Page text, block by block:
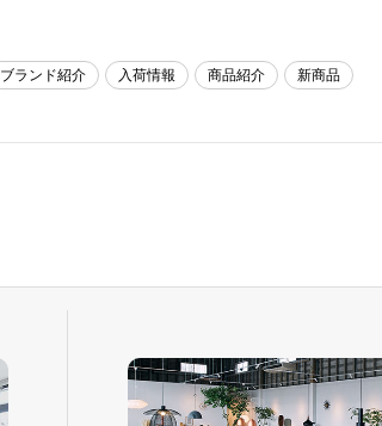
ブランド紹介 入荷情報 商品紹介 新商品